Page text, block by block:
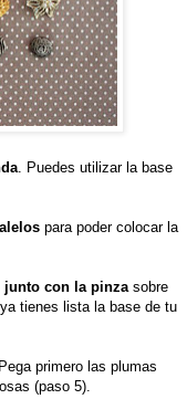
. Puedes utilizar la base
para poder colocar la
con la pinzasobre
tienes lista la base de tu
primero las plumas
(paso 5).